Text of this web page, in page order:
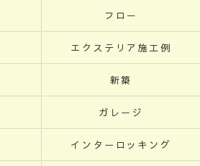
フロー
エクステリア施工例
新築
ガレージ
インターロッキング